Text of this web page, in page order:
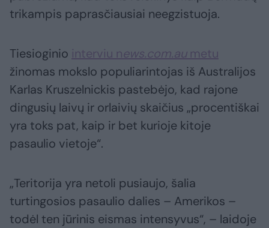
trikampis paprasčiausiai neegzistuoja.
Tiesioginio interviu news.com.aumetu
žinomas mokslo populiarintojas iš Australijos
Karlas Kruszelnickis pastebėjo, kad rajone
dingusių laivų ir orlaivių skaičius „procentiškai
yra toks pat, kaip ir bet kurioje kitoje
pasaulio vietoje“.
„Teritorija yra netoli pusiaujo, šalia
turtingosios pasaulio dalies – Amerikos –
todėl ten jūrinis eismas intensyvus“, – laidoje